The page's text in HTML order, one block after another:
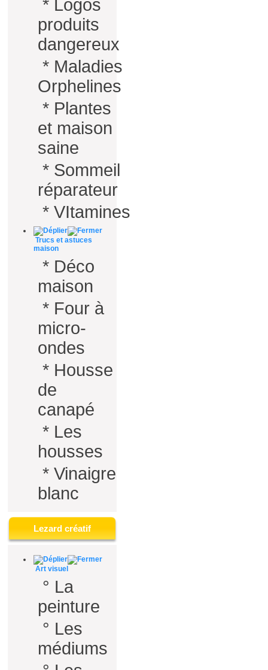
* Logos
produits
dangereux
* Maladies
Orphelines
* Plantes
et maison
saine
* Sommeil
réparateur
* VItamines
Trucs et astuces
maison
* Déco
maison
* Four à
micro-
ondes
* Housse
de
canapé
* Les
housses
* Vinaigre
blanc
Lezard créatif
Art visuel
° La
peinture
° Les
médiums